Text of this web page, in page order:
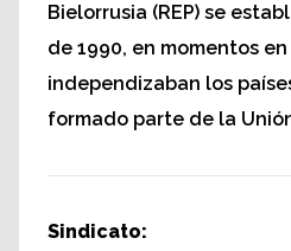
Bielorrusia (REP) se
de 1990, en momentos
independizaban los
formado parte de la
Sindicato: